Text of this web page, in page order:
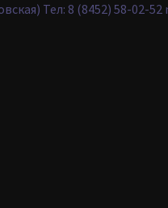
Тел: 8 (8452) 58-02-